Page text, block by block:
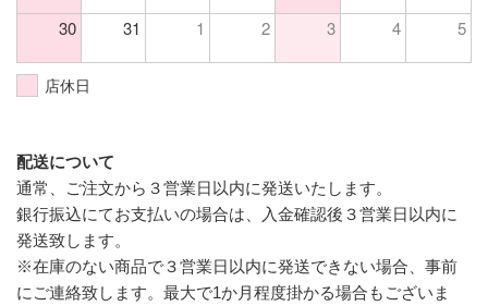
30 31 1 2 3 4 5
店休日
配送について
通常、ご注文から３営業日以内に発送いたします。
銀行振込にてお支払いの場合は、入金確認後３営業日以内に
発送致します。
※在庫のない商品で３営業日以内に発送できない場合、事前
にご連絡致します。最大で1か月程度掛かる場合もございま